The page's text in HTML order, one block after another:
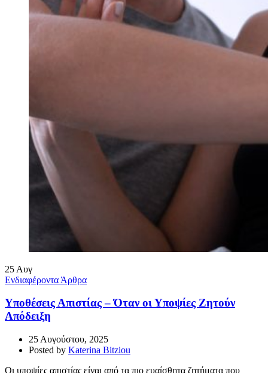
25 Αυγ
Ενδιαφέροντα Άρθρα
Υποθέσεις Απιστίας – Όταν οι Υποψίες Ζητούν
Απόδειξη
25 Αυγούστου, 2025
Posted by Katerina Bitziou
Οι υποψίες απιστίας είναι από τα πιο ευαίσθητα ζητήματα που